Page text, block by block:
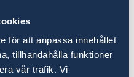
för att anpassa innehållet
tillhandahålla funktioner
vår trafik. Vi
i Indonesien.
11.15